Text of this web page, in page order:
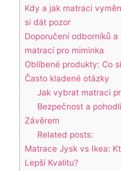
Kdy a⁤ jak matraci
si dát pozor
Doporučení odborníků
matrací pro miminka
Oblíbené produkty: Co
Často kladené otázky
Jak vybrat matraci
Bezpečnost a
Závěrem
Related posts:
Matrace Jysk vs Ikea:
Lepší Kvalitu?